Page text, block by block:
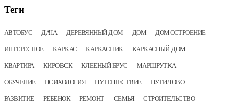
Теги
АВТОБУС ДАЧА ДЕРЕВЯННЫЙ ДОМ ДОМ ДОМОСТРОЕНИЕ
ИНТЕРЕСНОЕ КАРКАС КАРКАСНИК КАРКАСНЫЙ ДОМ
КВАРТИРА КИРОВСК КЛЕЕНЫЙ БРУС МАРШРУТКА
ОБУЧЕНИЕ ПСИХОЛОГИЯ ПУТЕШЕСТВИЕ ПУТИЛОВО
РАЗВИТИЕ РЕБЕНОК РЕМОНТ СЕМЬЯ СТРОИТЕЛЬСТВО